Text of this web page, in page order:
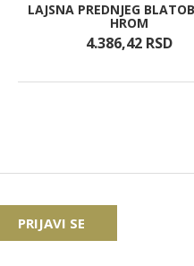
LAJSNA PREDNJEG
HROM
4.386,42 RSD
PRIJAVI SE